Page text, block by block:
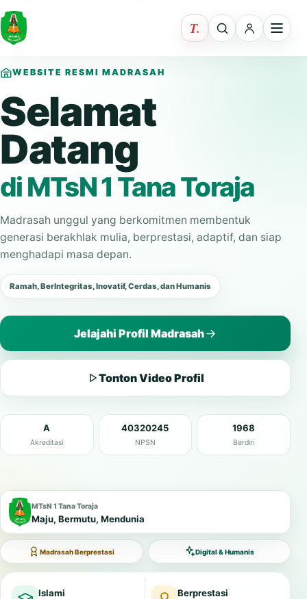
WEBSITE RESMI MADRASAH
Selamat
Datang
di MTsN 1 Tana Toraja
Madrasah unggul yang berkomitmen membentuk
generasi berakhlak mulia, berprestasi, adaptif, dan siap
menghadapi masa depan.
Ramah, BerIntegritas, Inovatif, Cerdas, dan Humanis
Jelajahi Profil Madrasah
Tonton Video Profil
A
Akreditasi
40320245
NPSN
1968
Berdiri
MTsN 1 Tana Toraja
Maju, Bermutu, Mendunia
Madrasah Berprestasi Digital & Humanis
Islami Berprestasi